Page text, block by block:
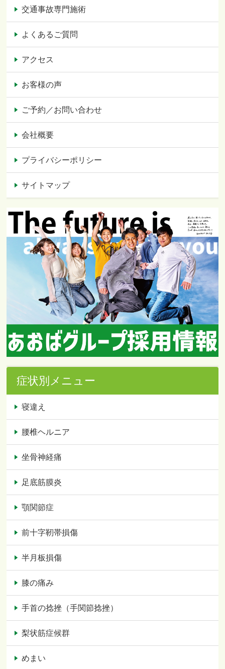
交通事故専門施術
よくあるご質問
アクセス
お客様の声
ご予約／お問い合わせ
会社概要
プライバシーポリシー
サイトマップ
症状別メニュー
寝違え
腰椎ヘルニア
坐骨神経痛
足底筋膜炎
顎関節症
前十字靭帯損傷
半月板損傷
膝の痛み
手首の捻挫（手関節捻挫）
梨状筋症候群
めまい